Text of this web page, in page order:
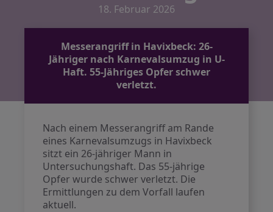
18. Februar 2026
Messerangriff in Havixbeck: 26-
Jähriger nach Karnevalsumzug in U-
Haft. 55-Jähriges Opfer schwer
verletzt.
Nach einem Messerangriff am Rande
eines Karnevalsumzugs in Havixbeck
sitzt ein 26-jähriger Mann in
Untersuchungshaft. Das 55-jährige
Opfer wurde schwer verletzt. Die
Ermittlungen zu dem Vorfall laufen
aktuell.